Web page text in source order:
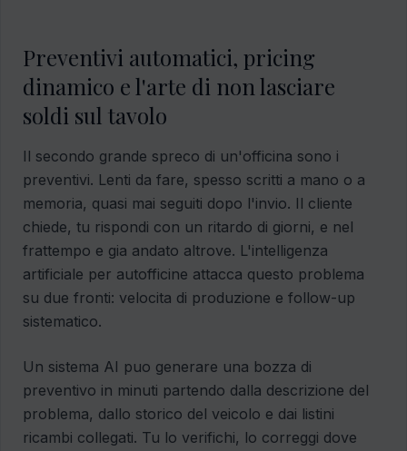
Preventivi automatici, pricing
dinamico e l'arte di non lasciare
soldi sul tavolo
Il secondo grande spreco di un'officina sono i
preventivi. Lenti da fare, spesso scritti a mano o a
memoria, quasi mai seguiti dopo l'invio. Il cliente
chiede, tu rispondi con un ritardo di giorni, e nel
frattempo e gia andato altrove. L'intelligenza
artificiale per autofficine attacca questo problema
su due fronti: velocita di produzione e follow-up
sistematico.
Un sistema AI puo generare una bozza di
preventivo in minuti partendo dalla descrizione del
problema, dallo storico del veicolo e dai listini
ricambi collegati. Tu lo verifichi, lo correggi dove